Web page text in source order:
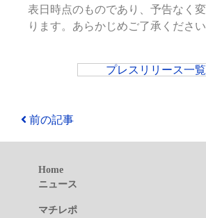
表日時点のものであり、予告なく
ります。あらかじめご了承ください
プレスリリース一覧
前の記事
Home
ニュース
マチレポ